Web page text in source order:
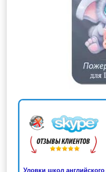
Уловки школ английского